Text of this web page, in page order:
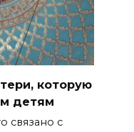
которую
детям
связано с